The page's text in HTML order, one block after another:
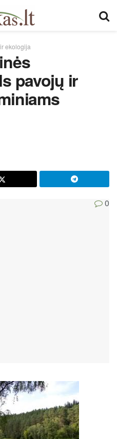
ekologija
pavojų ir
0